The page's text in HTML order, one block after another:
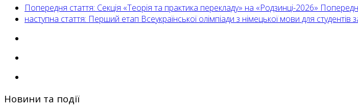
Попередня стаття: Секція «Теорія та практика перекладу» на «Родзинці-2026»
наступна стаття: Перший етап Всеукраїнської олімпіади з німецької мови для студентів
Новини та події